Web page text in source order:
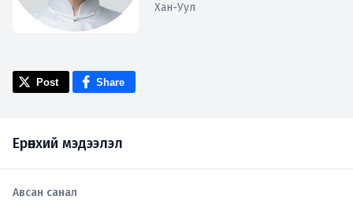
Хан-Уул
Post Share
Ерөнхий мэдээлэл
Авсан санал